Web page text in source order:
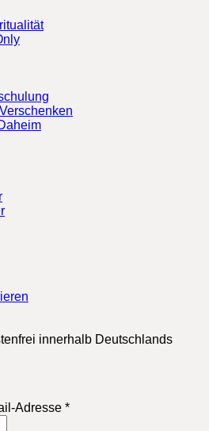
innerhalb Deutschlands
Adresse *Erforderlich